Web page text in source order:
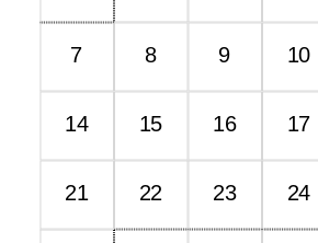
7 8 9 10
14 15 16 17
21 22 23 24